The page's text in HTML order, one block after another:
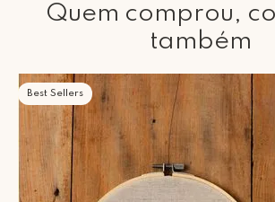
Quem comprou,
também
Best Sellers